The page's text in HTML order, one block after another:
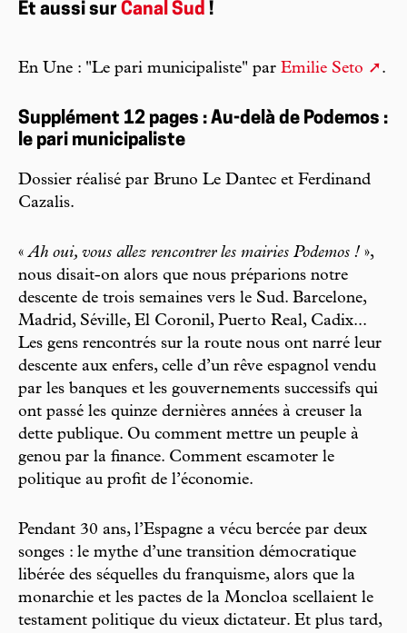
Et aussi sur Canal Sud !
En Une : "Le pari municipaliste" par Emilie Seto .
Supplément 12 pages : Au-delà de Podemos :
le pari municipaliste
Dossier réalisé par Bruno Le Dantec et Ferdinand
Cazalis.
«Ah oui, vous allez rencontrer les mairies Podemos ! »,
nous disait-on alors que nous préparions notre
descente de trois semaines vers le Sud. Barcelone,
Madrid, Séville, El Coronil, Puerto Real, Cadix...
Les gens rencontrés sur la route nous ont narré leur
descente aux enfers, celle d’un rêve espagnol vendu
par les banques et les gouvernements successifs qui
ont passé les quinze dernières années à creuser la
dette publique. Ou comment mettre un peuple à
genou par la finance. Comment escamoter le
politique au profit de l’économie.
Pendant 30 ans, l’Espagne a vécu bercée par deux
songes : le mythe d’une transition démocratique
libérée des séquelles du franquisme, alors que la
monarchie et les pactes de la Moncloa scellaient le
testament politique du vieux dictateur. Et plus tard,